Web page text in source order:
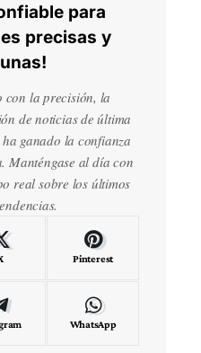
para
precisas y
con la precisión, la
de noticias de última
ganado la confianza
Manténgase al día con
real sobre los últimos
Pinterest
WhatsApp